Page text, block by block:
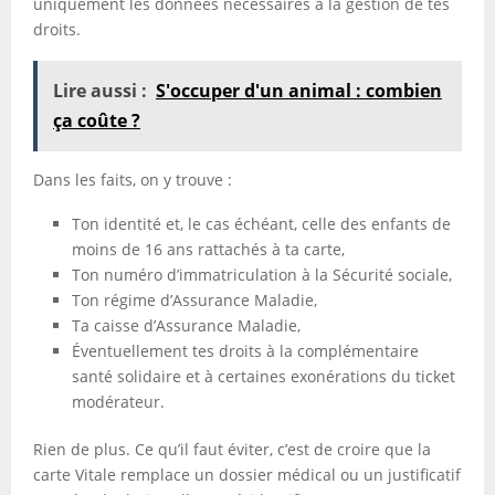
droits.
Lire aussi : S'occuper d'un animal : combien
ça coûte ?
Dans les faits, on y trouve :
Ton identité et, le cas échéant, celle des enfants de
moins de 16 ans rattachés à ta carte,
Ton numéro d’immatriculation à la Sécurité sociale,
Ton régime d’Assurance Maladie,
Ta caisse d’Assurance Maladie,
Éventuellement tes droits à la complémentaire
santé solidaire et à certaines exonérations du ticket
modérateur.
Rien de plus. Ce qu’il faut éviter, c’est de croire que la
carte Vitale remplace un dossier médical ou un justificatif